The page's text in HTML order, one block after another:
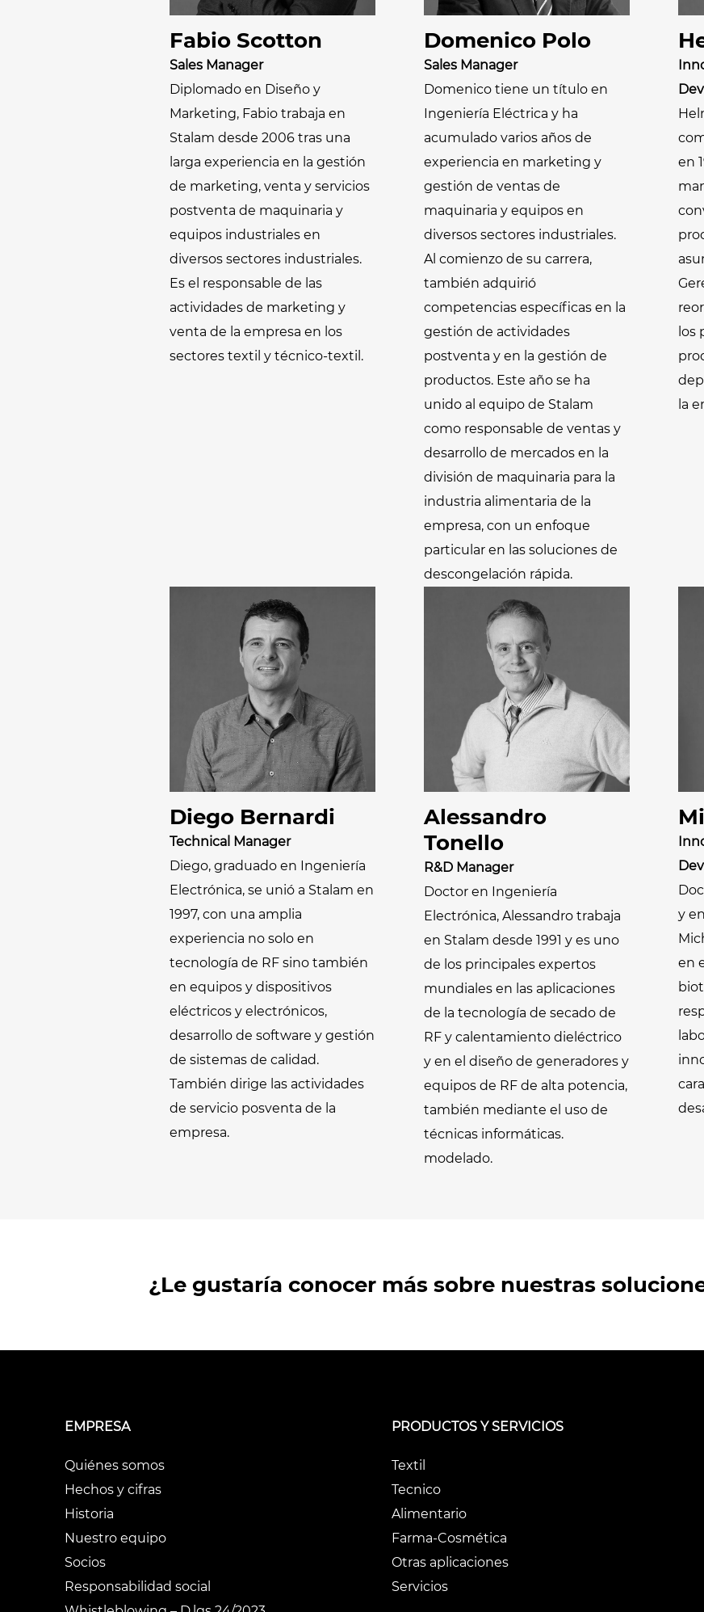
Fabio Scotton
Sales Manager
Diplomado en Diseño y
Marketing, Fabio trabaja en
Stalam desde 2006 tras una
larga experiencia en la gestión
de marketing, venta y servicios
postventa de maquinaria y
equipos industriales en
diversos sectores industriales.
Es el responsable de las
actividades de marketing y
venta de la empresa en los
sectores textil y técnico-textil.
Domenico Polo
Sales Manager
Domenico tiene un título en
Ingeniería Eléctrica y ha
acumulado varios años de
experiencia en marketing y
gestión de ventas de
maquinaria y equipos en
diversos sectores industriales.
Al comienzo de su carrera,
también adquirió
competencias específicas en la
gestión de actividades
postventa y en la gestión de
productos. Este año se ha
unido al equipo de Stalam
como responsable de ventas y
desarrollo de mercados en la
división de maquinaria para la
industria alimentaria de la
empresa, con un enfoque
particular en las soluciones de
descongelación rápida.
en
los
la
Diego Bernardi
Technical Manager
Diego, graduado en Ingeniería
Electrónica, se unió a Stalam en
1997, con una amplia
experiencia no solo en
tecnología de RF sino también
en equipos y dispositivos
eléctricos y electrónicos,
desarrollo de software y gestión
de sistemas de calidad.
También dirige las actividades
de servicio posventa de la
empresa.
Alessandro
Tonello
R&D Manager
Doctor en Ingeniería
Electrónica, Alessandro trabaja
en Stalam desde 1991 y es uno
de los principales expertos
mundiales en las aplicaciones
de la tecnología de secado de
RF y calentamiento dieléctrico
y en el diseño de generadores y
equipos de RF de alta potencia,
también mediante el uso de
técnicas informáticas.
modelado.
y
en
¿Le gustaría conocer más sobre nuestras
EMPRESA
Quiénes somos
Hechos y cifras
Historia
Nuestro equipo
Socios
Responsabilidad social
PRODUCTOS Y SERVICIOS
Textil
Tecnico
Alimentario
Farma-Cosmética
Otras aplicaciones
Servicios